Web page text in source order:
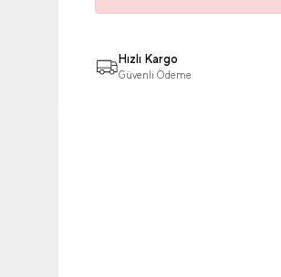
Hızlı Kargo
Güvenli Ödeme